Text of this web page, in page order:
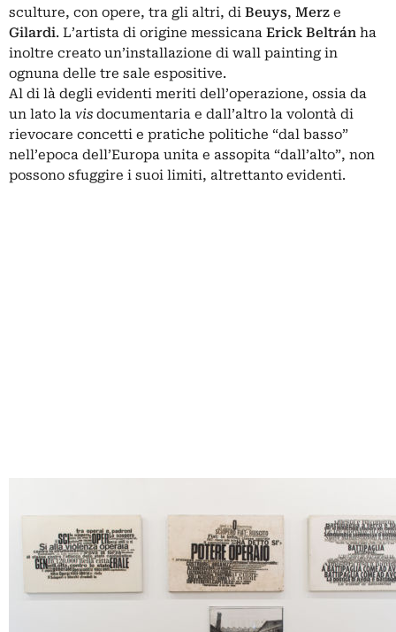
sculture, con opere, tra gli altri, di Beuys, Merz e
Gilardi. L’artista di origine messicana Erick Beltrán ha
inoltre creato un’installazione di wall painting in
ognuna delle tre sale espositive.
Al di là degli evidenti meriti dell’operazione, ossia da
un lato la vis documentaria e dall’altro la volontà di
rievocare concetti e pratiche politiche “dal basso”
nell’epoca dell’Europa unita e assopita “dall’alto”, non
possono sfuggire i suoi limiti, altrettanto evidenti.